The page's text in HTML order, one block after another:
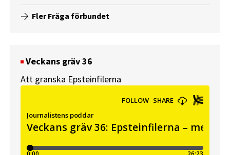
Fler Fråga förbundet
Veckans gräv 36
Att granska Epsteinfilerna